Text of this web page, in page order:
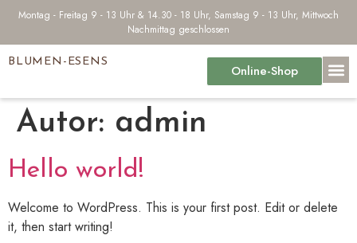
Montag - Freitag 9 - 13 Uhr & 14.30 - 18 Uhr, Samstag 9 - 13 Uhr, Mittwoch
Nachmittag geschlossen
BLUMEN-ESENS
Online-Shop
Autor: admin
Hello world!
Welcome to WordPress. This is your first post. Edit or delete
it, then start writing!